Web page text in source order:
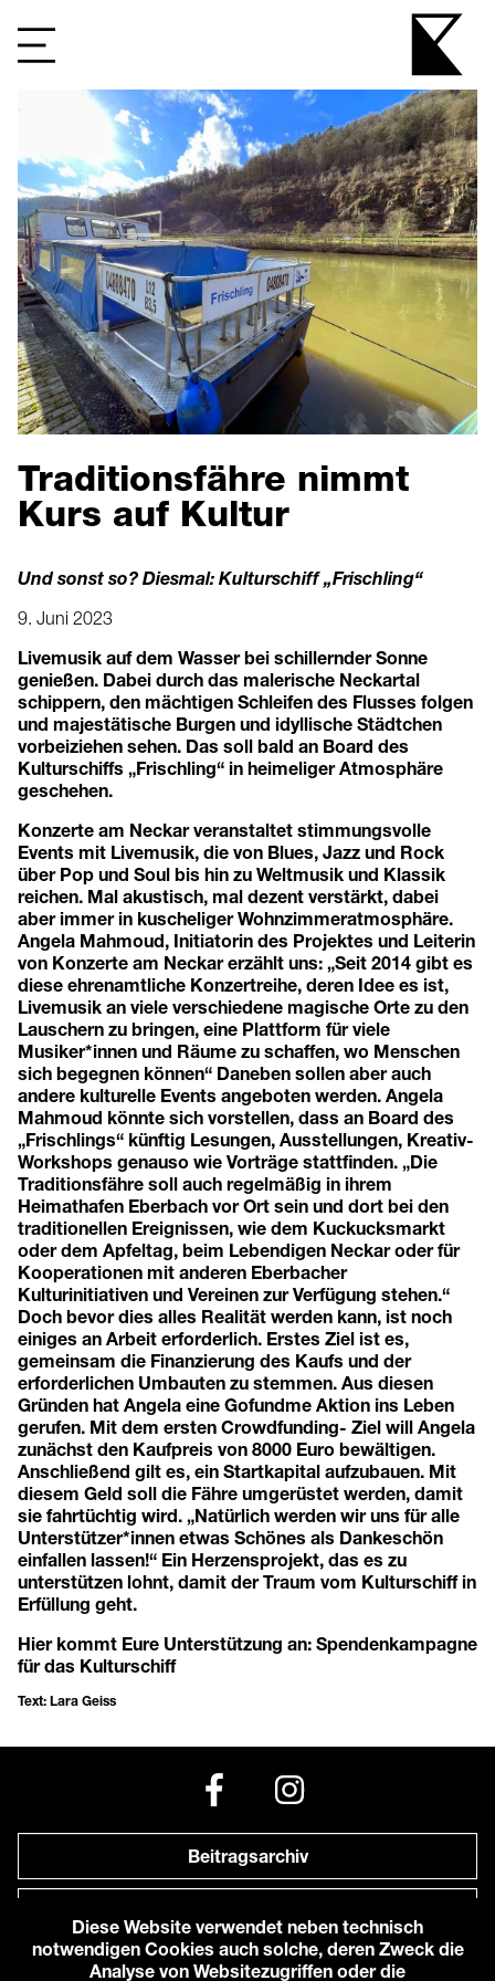
Traditionsfähre nimmt
Kurs auf Kultur
Und sonst so? Diesmal: Kulturschiff „Frischling“
9. Juni 2023
Livemusik auf dem Wasser bei schillernder Sonne
genießen. Dabei durch das malerische Neckartal
schippern, den mächtigen Schleifen des Flusses folgen
und majestätische Burgen und idyllische Städtchen
vorbeiziehen sehen. Das soll bald an Board des
Kulturschiffs „Frischling“ in heimeliger Atmosphäre
geschehen.
Konzerte am Neckar veranstaltet stimmungsvolle
Events mit Livemusik, die von Blues, Jazz und Rock
über Pop und Soul bis hin zu Weltmusik und Klassik
reichen. Mal akustisch, mal dezent verstärkt, dabei
aber immer in kuscheliger Wohnzimmeratmosphäre.
Angela Mahmoud, Initiatorin des Projektes und Leiterin
von Konzerte am Neckar erzählt uns: „Seit 2014 gibt es
diese ehrenamtliche Konzertreihe, deren Idee es ist,
Livemusik an viele verschiedene magische Orte zu den
Lauschern zu bringen, eine Plattform für viele
Musiker*innen und Räume zu schaffen, wo Menschen
sich begegnen können“ Daneben sollen aber auch
andere kulturelle Events angeboten werden. Angela
Mahmoud könnte sich vorstellen, dass an Board des
„Frischlings“ künftig Lesungen, Ausstellungen, Kreativ-
Workshops genauso wie Vorträge stattfinden. „Die
Traditionsfähre soll auch regelmäßig in ihrem
Heimathafen Eberbach vor Ort sein und dort bei den
traditionellen Ereignissen, wie dem Kuckucksmarkt
oder dem Apfeltag, beim Lebendigen Neckar oder für
Kooperationen mit anderen Eberbacher
Kulturinitiativen und Vereinen zur Verfügung stehen.“
Doch bevor dies alles Realität werden kann, ist noch
einiges an Arbeit erforderlich. Erstes Ziel ist es,
gemeinsam die Finanzierung des Kaufs und der
erforderlichen Umbauten zu stemmen. Aus diesen
Gründen hat Angela eine Gofundme Aktion ins Leben
gerufen. Mit dem ersten Crowdfunding- Ziel will Angela
zunächst den Kaufpreis von 8000 Euro bewältigen.
Anschließend gilt es, ein Startkapital aufzubauen. Mit
diesem Geld soll die Fähre umgerüstet werden, damit
sie fahrtüchtig wird. „Natürlich werden wir uns für alle
Unterstützer*innen etwas Schönes als Dankeschön
einfallen lassen!“ Ein Herzensprojekt, das es zu
unterstützen lohnt, damit der Traum vom Kulturschiff in
Erfüllung geht.
Hier kommt Eure Unterstützung an: Spendenkampagne
für das Kulturschiff
Text: Lara Geiss
Beitragsarchiv
Anfahrt zu uns
Diese Website verwendet neben technisch
notwendigen Cookies auch solche, deren Zweck die
Analyse von Websitezugriffen oder die